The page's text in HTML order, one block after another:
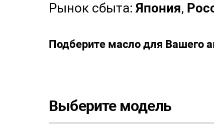
Рынок сбыта:Япония,
Подберите масло для Вашего
Выберите модель